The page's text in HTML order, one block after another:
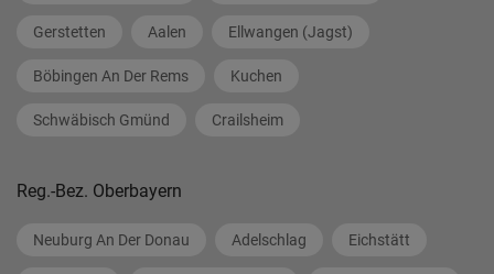
Gerstetten Aalen Ellwangen (Jagst)
Böbingen An Der Rems Kuchen
Schwäbisch Gmünd Crailsheim
Reg.-Bez. Oberbayern
Neuburg An Der Donau Adelschlag Eichstätt